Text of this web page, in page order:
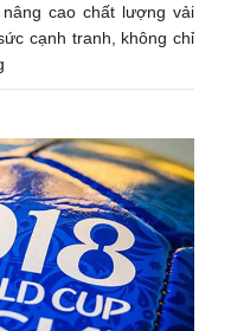
cao chất lượng vải
cạnh tranh, không chỉ